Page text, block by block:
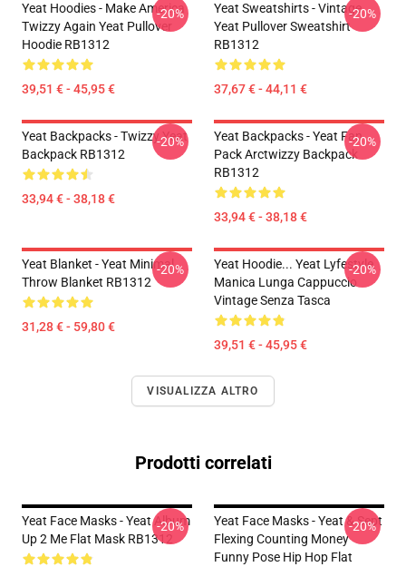
Yeat Hoodies - Make America
Twizzy Again Yeat Pullover
Hoodie RB1312
39,51 € - 45,95 €
-20%
Yeat Sweatshirts - Vintage
Yeat Pullover Sweatshirt
RB1312
37,67 € - 44,11 €
-20%
Yeat Backpacks - Twizzy Yeat
Backpack RB1312
33,94 € - 38,18 €
-20%
Yeat Backpacks - Yeat Fan
Pack Arctwizzy Backpack
RB1312
33,94 € - 38,18 €
-20%
Yeat Blanket - Yeat Minimal
Throw Blanket RB1312
31,28 € - 59,80 €
-20%
Yeat Hoodie... Yeat Lyfestyle
Manica Lunga Cappuccio
Vintage Senza Tasca
39,51 € - 45,95 €
-20%
VISUALIZZA ALTRO
Prodotti correlati
Yeat Face Masks - Yeat Album
Up 2 Me Flat Mask RB1312
-20%
Yeat Face Masks - Yeat & Sept
Flexing Counting Money
Funny Pose Hip Hop Flat
-20%